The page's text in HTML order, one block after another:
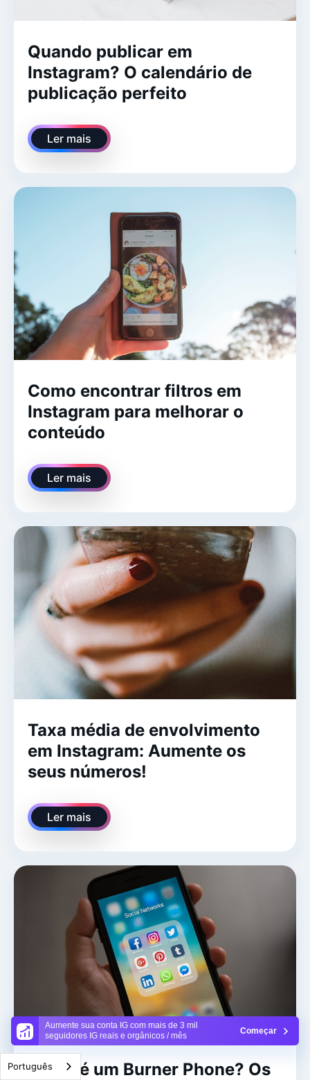
Aumente sua conta IG com mais de 3 mil
seguidores IG reais e orgânicos / mês
Começar
Quando publicar em
Instagram? O calendário de
publicação perfeito
Ler mais
Como encontrar filtros em
Instagram para melhorar o
conteúdo
Ler mais
Taxa média de envolvimento
em Instagram: Aumente os
seus números!
Ler mais
O que é um Burner Phone? Os
Português